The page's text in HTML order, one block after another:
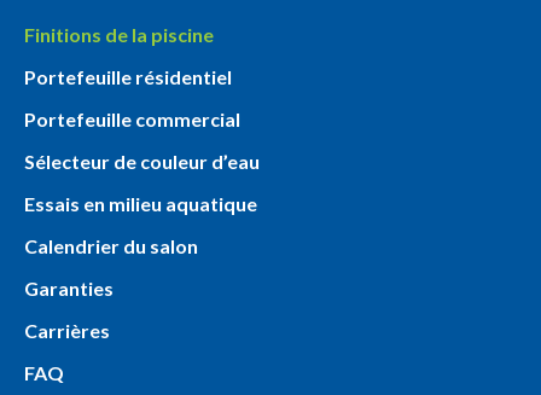
Finitions de la piscine
Portefeuille résidentiel
Portefeuille commercial
Sélecteur de couleur d’eau
Essais en milieu aquatique
Calendrier du salon
Garanties
Carrières
FAQ